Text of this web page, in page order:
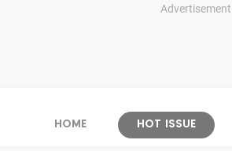
Advertisement
HOME HOT ISSUE